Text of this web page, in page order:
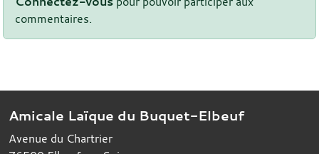
commentaires.
Amicale Laïque du Buquet-Elbeuf
Avenue du Chartrier